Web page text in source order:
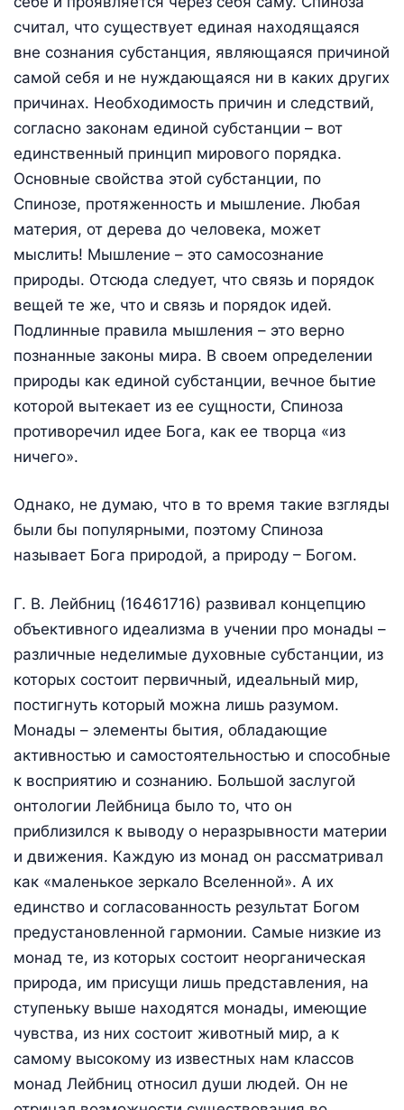
считал, что существует единая находящаяся
вне сознания субстанция, являющаяся причиной
самой себя и не нуждающаяся ни в каких других
причинах. Необходимость причин и следствий,
согласно законам единой субстанции – вот
единственный принцип мирового порядка.
Основные свойства этой субстанции, по
Спинозе, протяженность и мышление. Любая
материя, от дерева до человека, может
мыслить! Мышление – это самосознание
природы. Отсюда следует, что связь и порядок
вещей те же, что и связь и порядок идей.
Подлинные правила мышления – это верно
познанные законы мира. В своем определении
природы как единой субстанции, вечное бытие
которой вытекает из ее сущности, Спиноза
противоречил идее Бога, как ее творца «из
ничего».
Однако, не думаю, что в то время такие взгляды
были бы популярными, поэтому Спиноза
называет Бога природой, а природу – Богом.
Г. В. Лейбниц (16461716) развивал концепцию
объективного идеализма в учении про монады –
различные неделимые духовные субстанции, из
которых состоит первичный, идеальный мир,
постигнуть который можна лишь разумом.
Монады – элементы бытия, обладающие
активностью и самостоятельностью и способные
к восприятию и сознанию. Большой заслугой
онтологии Лейбница было то, что он
приблизился к выводу о неразрывности материи
и движения. Каждую из монад он рассматривал
как «маленькое зеркало Вселенной». А их
единство и согласованность результат Богом
предустановленной гармонии. Самые низкие из
монад те, из которых состоит неорганическая
природа, им присущи лишь представления, на
ступеньку выше находятся монады, имеющие
чувства, из них состоит животный мир, а к
самому высокому из известных нам классов
монад Лейбниц относил души людей. Он не